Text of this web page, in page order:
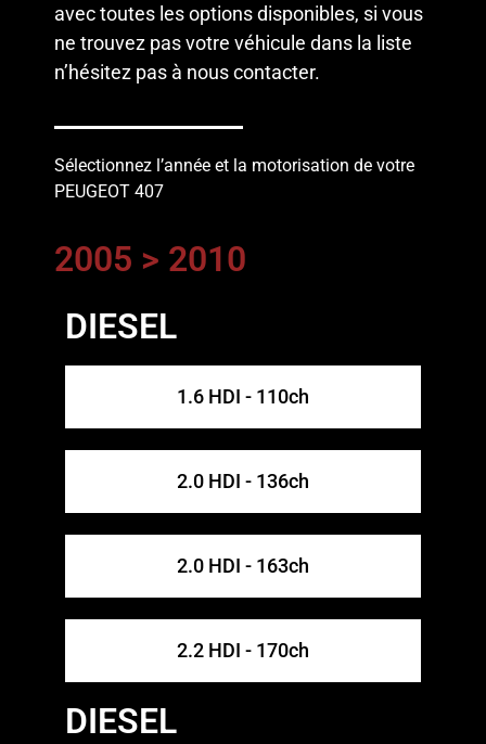
avec toutes les options disponibles, si vous
ne trouvez pas votre véhicule dans la liste
n’hésitez pas à nous contacter.
Sélectionnez l’année et la motorisation de votre
PEUGEOT 407
2005 > 2010
DIESEL
1.6 HDI - 110ch
2.0 HDI - 136ch
2.0 HDI - 163ch
2.2 HDI - 170ch
DIESEL